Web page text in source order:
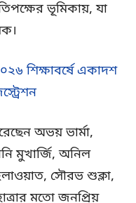
ভূমিকায়, যা
শিক্ষাবর্ষে একাদশ
অভয় ভার্মা,
মুখার্জি, অনিল
সৌরভ শুক্লা,
মতো জনপ্রিয়